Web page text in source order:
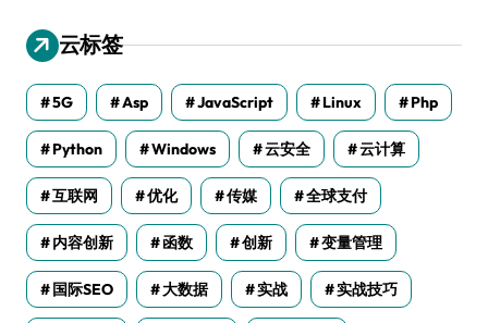
云标签
5G Asp JavaScript Linux Php
Python Windows 云安全 云计算
互联网 优化 传媒 全球支付
内容创新 函数 创新 变量管理
国际SEO 大数据 实战 实战技巧